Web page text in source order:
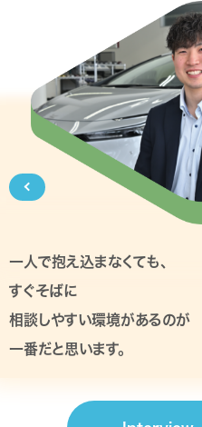
一人で抱え込まなくても、
すぐそばに
相談しやすい環境があるのが
一番だと思います。